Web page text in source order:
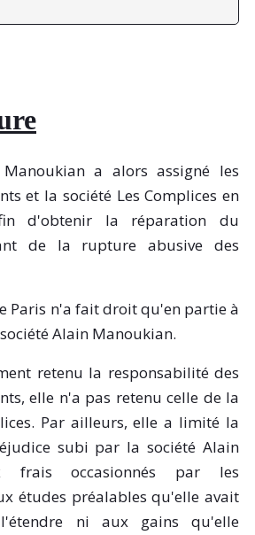
a alors assigné les
et la société Les Complices en
d'obtenir la réparation du
de la rupture abusive des
Paris n'a fait droit qu'en partie à
Alain Manoukian.
retenu la responsabilité des
elle n'a pas retenu celle de la
Par ailleurs, elle a limité la
subi par la société Alain
frais occasionnés par les
études préalables qu'elle avait
l'étendre ni aux gains qu'elle